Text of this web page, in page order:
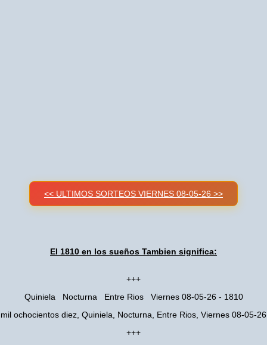
<< ULTIMOS SORTEOS VIERNES 08-05-26 >>
El 1810 en los sueños Tambien significa:
+++
Quiniela Nocturna Entre Rios Viernes 08-05-26 - 1810
mil ochocientos diez, Quiniela, Nocturna, Entre Rios, Viernes 08-05-26
+++